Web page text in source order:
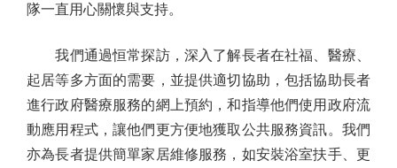
隊一直用心關懷與支持。
我們通過恒常探訪，深入了解長者在社福、醫療、
起居等多方面的需要，並提供適切協助，包括協助長者
進行政府醫療服務的網上預約，和指導他們使用政府流
動應用程式，讓他們更方便地獲取公共服務資訊。我們
亦為長者提供簡單家居維修服務，如安裝浴室扶手、更